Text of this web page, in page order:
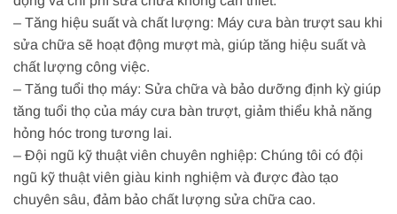
– Tăng hiệu suất và chất lượng: Máy cưa bàn trượt sau khi
sửa chữa sẽ hoạt động mượt mà, giúp tăng hiệu suất và
chất lượng công việc.
– Tăng tuổi thọ máy: Sửa chữa và bảo dưỡng định kỳ giúp
tăng tuổi thọ của máy cưa bàn trượt, giảm thiểu khả năng
hỏng hóc trong tương lai.
– Đội ngũ kỹ thuật viên chuyên nghiệp: Chúng tôi có đội
ngũ kỹ thuật viên giàu kinh nghiệm và được đào tạo
chuyên sâu, đảm bảo chất lượng sửa chữa cao.